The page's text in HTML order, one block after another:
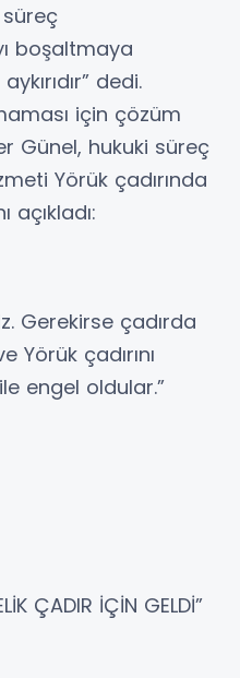
boşaltmaya
dedi.
için çözüm
Günel, hukuki süreç
Yörük çadırında
açıkladı:
Gerekirse çadırda
çadırını
engel oldular.”
ÇADIR İÇİN GELDİ”